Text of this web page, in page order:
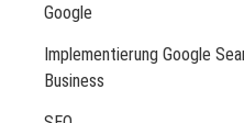
Google
Implementierung Google
Business